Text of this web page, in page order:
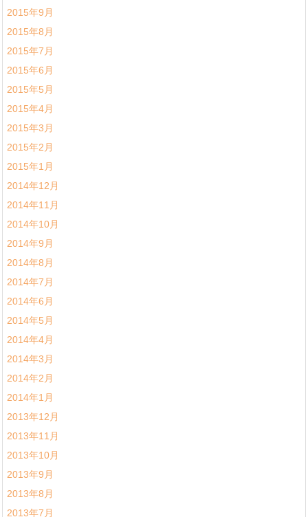
2015年9月
2015年8月
2015年7月
2015年6月
2015年5月
2015年4月
2015年3月
2015年2月
2015年1月
2014年12月
2014年11月
2014年10月
2014年9月
2014年8月
2014年7月
2014年6月
2014年5月
2014年4月
2014年3月
2014年2月
2014年1月
2013年12月
2013年11月
2013年10月
2013年9月
2013年8月
2013年7月